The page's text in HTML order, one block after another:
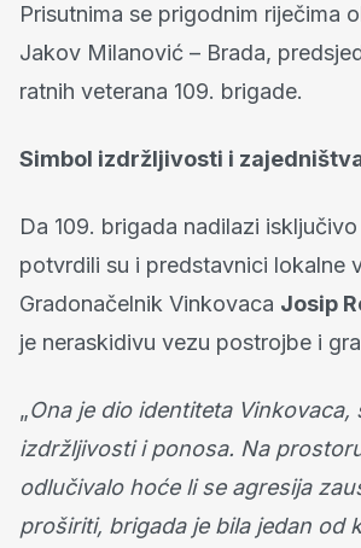
Prisutnima se prigodnim riječima
Jakov Milanović – Brada,
ratnih veterana 109. brigade.
Simbol izdržljivosti i
Da 109. brigada nadilazi
potvrdili su i predstavnici lokalne
Gradonačelnik Vinkovaca Josip
je neraskidivu vezu postrojbe i
„Ona je dio identiteta Vinkovaca,
izdržljivosti i ponosa. Na
odlučivalo hoće li se agresija
proširiti, brigada je bila jedan od